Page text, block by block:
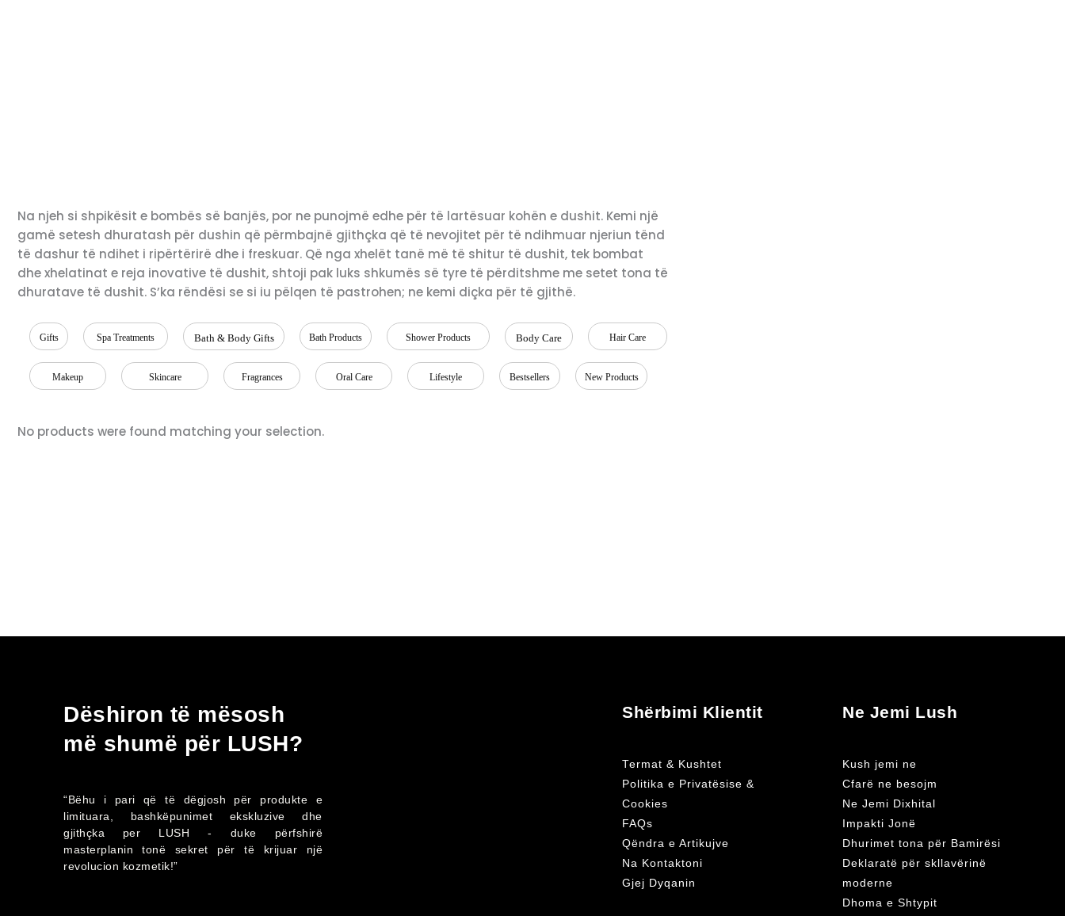
Na njeh si shpikësit e bombës së banjës, por ne punojmë edhe për të lartësuar kohën e dushit. Kemi një
gamë setesh dhuratash për dushin që përmbajnë gjithçka që të nevojitet për të ndihmuar njeriun tënd
të dashur të ndihet i ripërtërirë dhe i freskuar. Që nga xhelët tanë më të shitur të dushit, tek bombat
dhe xhelatinat e reja inovative të dushit, shtoji pak luks shkumës së tyre të përditshme me setet tona të
dhuratave të dushit. S’ka rëndësi se si iu pëlqen të pastrohen; ne kemi diçka për të gjithë.
Gifts Spa Treatments Bath & Body Gifts Bath Products Shower Products Body Care Hair Care
Makeup Skincare Fragrances Oral Care Lifestyle Bestsellers New Products
No products were found matching your selection.
Dëshiron të mësosh
më shumë për LUSH?
“Bëhu i pari që të dëgjosh për produkte e
limituara, bashkëpunimet ekskluzive dhe
gjithçka per LUSH - duke përfshirë
masterplanin tonë sekret për të krijuar një
revolucion kozmetik!”
Shërbimi Klientit
Termat & Kushtet
Politika e Privatësise &
Cookies
FAQs
Qëndra e Artikujve
Na Kontaktoni
Gjej Dyqanin
Ne Jemi Lush
Kush jemi ne
Cfarë ne besojm
Ne Jemi Dixhital
Impakti Jonë
Dhurimet tona për Bamirësi
Deklaratë për skllavërinë
moderne
Dhoma e Shtypit